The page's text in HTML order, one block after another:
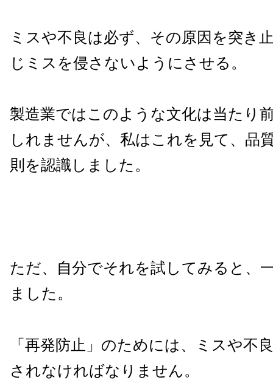
ミスや不良は必ず、その原因を突き
じミスを侵さないようにさせる。
製造業ではこのような文化は当たり
しれませんが、私はこれを見て、品
則を認識しました。
ただ、自分でそれを試してみると、
ました。
「再発防止」のためには、ミスや不
されなければなりません。